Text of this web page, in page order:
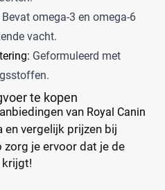
Bevat omega-3 en omega-6
vacht.
Geformuleerd met
te kopen
van Royal Canin
vergelijk prijzen bij
zorg je ervoor dat je de
krijgt!